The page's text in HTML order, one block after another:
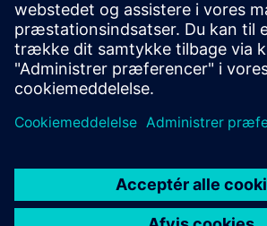
Udforsk produkter